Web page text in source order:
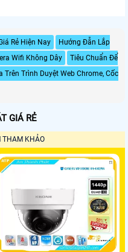
Rẻ Hiện Nay
Hướng Đẫn Lắp
Wifi Không Dây
Tiêu Chuẩn Để
Trên Trình Duyệt Web Chrome, Cốc
GIÁ RẺ
THAM KHẢO